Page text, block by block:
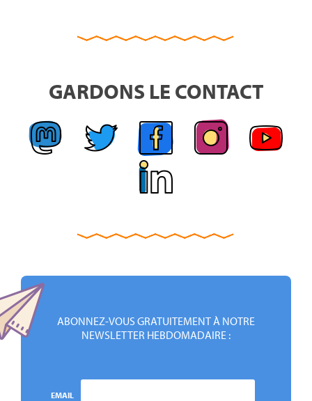
GARDONS LE CONTACT
ABONNEZ-VOUS GRATUITEMENT À NOTRE
NEWSLETTER HEBDOMADAIRE :
EMAIL